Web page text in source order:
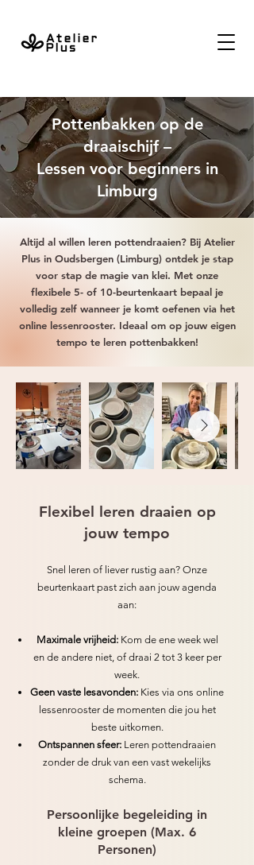
Pottenbakken op de
draaischijf –
Lessen voor beginners in
Limburg
Altijd al willen leren pottendraaien? Bij Atelier
Plus in Oudsbergen (Limburg) ontdek je stap
voor stap de magie van klei. Met onze
flexibele 5- of 10-beurtenkaart bepaal je
volledig zelf wanneer je komt oefenen via het
online lessenrooster. Ideaal om op jouw eigen
tempo te leren pottenbakken!
Flexibel leren draaien op
jouw tempo
Snel leren of liever rustig aan? Onze
beurtenkaart past zich aan jouw agenda
aan:
Maximale vrijheid:Kom de ene week wel
en de andere niet, of draai 2 tot 3 keer per
week.
Geen vaste lesavonden: Kies via ons online
lessenrooster de momenten die jou het
beste uitkomen.
Ontspannen sfeer: Leren pottendraaien
zonder de druk van een vast wekelijks
schema.
Persoonlijke begeleiding in
kleine groepen (Max. 6
Personen)